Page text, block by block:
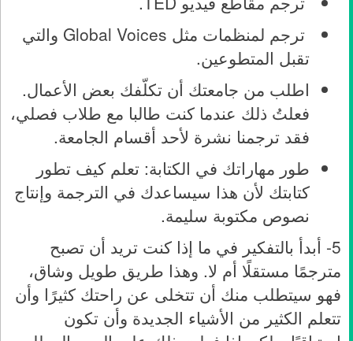
ترجم لمنظمات مثل Global Voices والتي
تقبل المتطوعين.
اطلب من جامعتك أن تكلّفك بعض الأعمال.
فعلتُ ذلك عندما كنت طالبا مع طلاب فصلي،
فقد ترجمنا نشرة لأحد أقسام الجامعة.
طور مهاراتك في الكتابة: تعلم كيف تطور
كتابتك لأن هذا سيساعدك في الترجمة وإنتاج
نصوص مكتوبة سليمة.
5- أبدأ بالتفكير في ما إذا كنت تريد أن تصبح
مترجمًا مستقلًا أم لا. وهذا طريق طويل وشاق،
فهو سيتطلب منك أن تتخلى عن راحتك كثيرًا وأن
تتعلم الكثير من الأشياء الجديدة وأن تكون